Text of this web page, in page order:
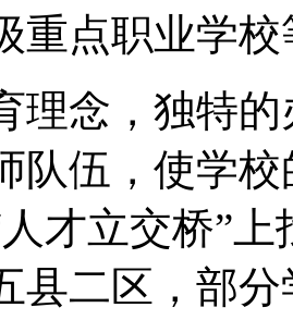
重点职业学
理念，独特
队伍，使学
才立交桥”
县二区，部